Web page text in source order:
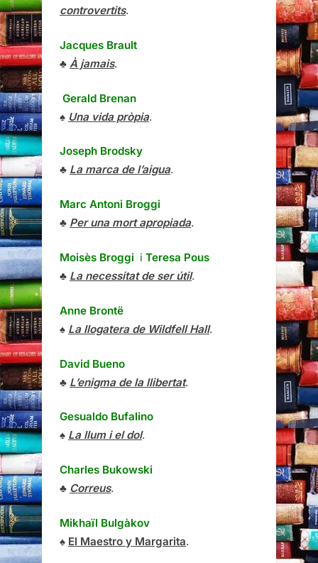
controvertits.
Jacques Brault
♣ À jamais.
Gerald Brenan
♠ Una vida pròpia.
Joseph Brodsky
♣ La marca de l’aigua.
Marc Antoni Broggi
♣ Per una mort apropiada.
Moisès Broggi i Teresa Pous
♣ La necessitat de ser útil.
Anne Brontë
♠ La llogatera de Wildfell Hall.
David Bueno
♣ L’enigma de la llibertat.
Gesualdo Bufalino
♠ La llum i el dol.
Charles Bukowski
♣ Correus.
Mikhaïl Bulgàkov
♠ El Maestro y Margarita.